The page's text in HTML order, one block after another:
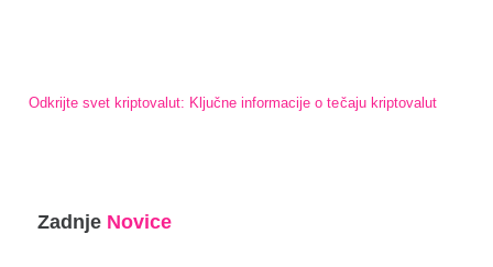
Odkrijte svet kriptovalut: Ključne informacije o tečaju kriptovalut
Zadnje Novice